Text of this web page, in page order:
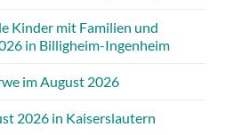
Kinder mit Familien und
in Billigheim-Ingenheim
im August 2026
2026 in Kaiserslautern